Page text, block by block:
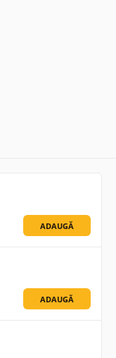
ADAUGĂ
ADAUGĂ